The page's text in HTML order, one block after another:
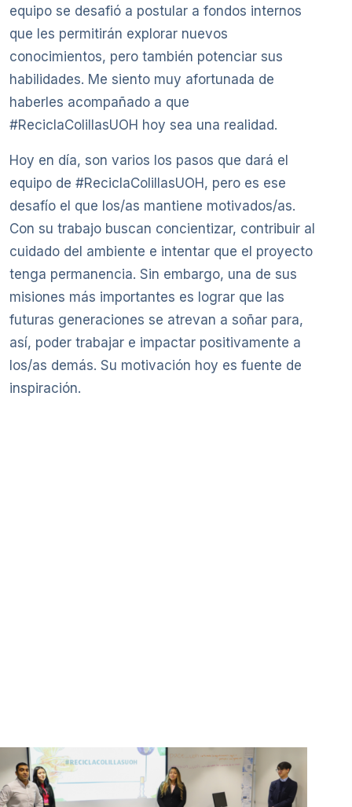
equipo se desafió a postular a fondos internos
que les permitirán explorar nuevos
conocimientos, pero también potenciar sus
habilidades. Me siento muy afortunada de
haberles acompañado a que
#ReciclaColillasUOH hoy sea una realidad.
Hoy en día, son varios los pasos que dará el
equipo de #ReciclaColillasUOH, pero es ese
desafío el que los/as mantiene motivados/as.
Con su trabajo buscan concientizar, contribuir al
cuidado del ambiente e intentar que el proyecto
tenga permanencia. Sin embargo, una de sus
misiones más importantes es lograr que las
futuras generaciones se atrevan a soñar para,
así, poder trabajar e impactar positivamente a
los/as demás. Su motivación hoy es fuente de
inspiración.